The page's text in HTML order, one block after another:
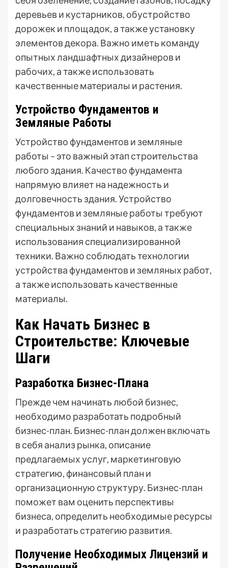
деревьев и кустарников, обустройство
дорожек и площадок, а также установку
элементов декора. Важно иметь команду
опытных ландшафтных дизайнеров и
рабочих, а также использовать
качественные материалы и растения.
Устройство Фундаментов и
Земляные Работы
Устройство фундаментов и земляные
работы – это важный этап строительства
любого здания. Качество фундамента
напрямую влияет на надежность и
долговечность здания. Устройство
фундаментов и земляные работы требуют
специальных знаний и навыков, а также
использования специализированной
техники. Важно соблюдать технологии
устройства фундаментов и земляных работ,
а также использовать качественные
материалы.
Как Начать Бизнес в
Строительстве: Ключевые
Шаги
Разработка Бизнес-Плана
Прежде чем начинать любой бизнес,
необходимо разработать подробный
бизнес-план. Бизнес-план должен включать
в себя анализ рынка, описание
предлагаемых услуг, маркетинговую
стратегию, финансовый план и
организационную структуру. Бизнес-план
поможет вам оценить перспективы
бизнеса, определить необходимые ресурсы
и разработать стратегию развития.
Получение Необходимых Лицензий и